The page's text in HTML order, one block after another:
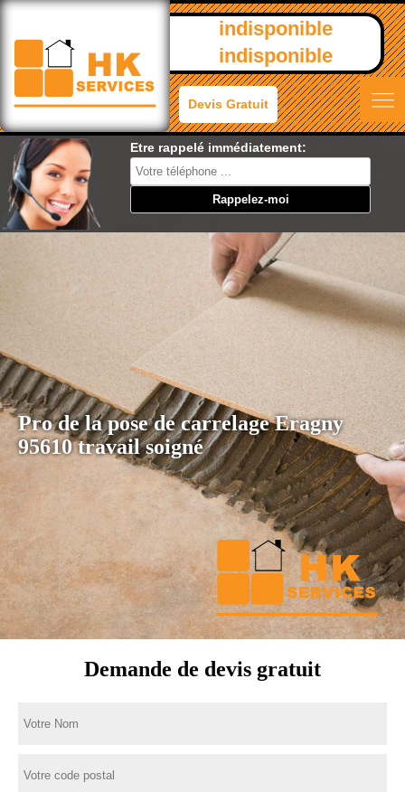
indisponible
indisponible
Devis Gratuit
Etre rappelé immédiatement:
Pro de la pose de carrelage Eragny
95610 travail soigné
Demande de devis gratuit